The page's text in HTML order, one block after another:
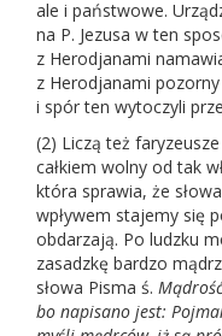
ale i państwowe.
na P. Jezusa w ten
z Herodjanami
z Herodjanami
i spór ten wytoczyli
(2) Liczą też
całkiem wolny od tak
która sprawia, że
wpływem stajemy się
obdarzają. Po ludzku
zasadzkę bardzo
słowa Pisma ś.
bo napisano jest: